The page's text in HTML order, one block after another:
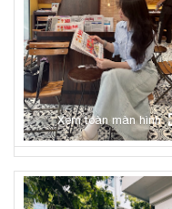
Xem toàn màn hình